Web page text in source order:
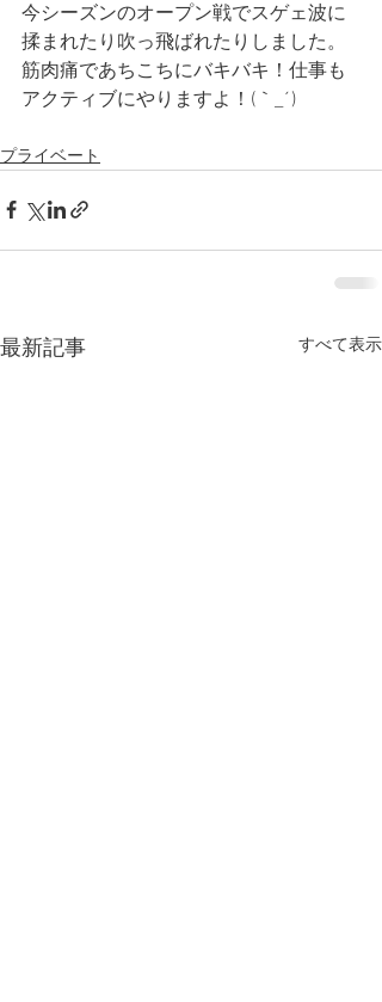
今シーズンのオープン戦でスゲェ波に
揉まれたり吹っ飛ばれたりしました。
筋肉痛であちこちにバキバキ！仕事も
アクティブにやりますよ！(｀_´)ゞ
プライベート
最新記事 すべて表示